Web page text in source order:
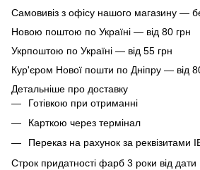
Самовивіз з офісу нашого магазину —
Новою поштою по Україні — від 80 грн
Укрпоштою по Україні — від 55 грн
Кур'єром Нової пошти по Дніпру — від
Детальніше про доставку
Готівкою при отриманні
Карткою через термінал
Переказ на рахунок за реквізитами
Строк придатності фарб 3 роки від дати